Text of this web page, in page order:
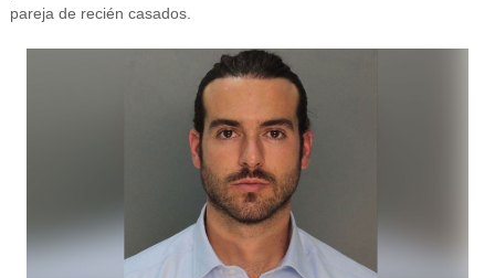
pareja de recién casados.